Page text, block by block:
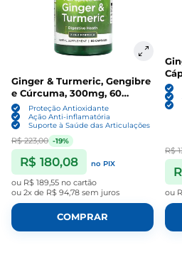
Ginger & Turmeric, Gengibre
e Cúrcuma, 300mg, 60
Cápsulas, Swanson
Proteção Antioxidante
Ação Anti-inflamatória
Suporte à Saúde das Articulações
R$ 223,00 -19%
R$ 180,08 no PIX
ou R$ 189,55 no cartão
ou 2x de R$ 94,78 sem juros
COMPRAR
R$
ou